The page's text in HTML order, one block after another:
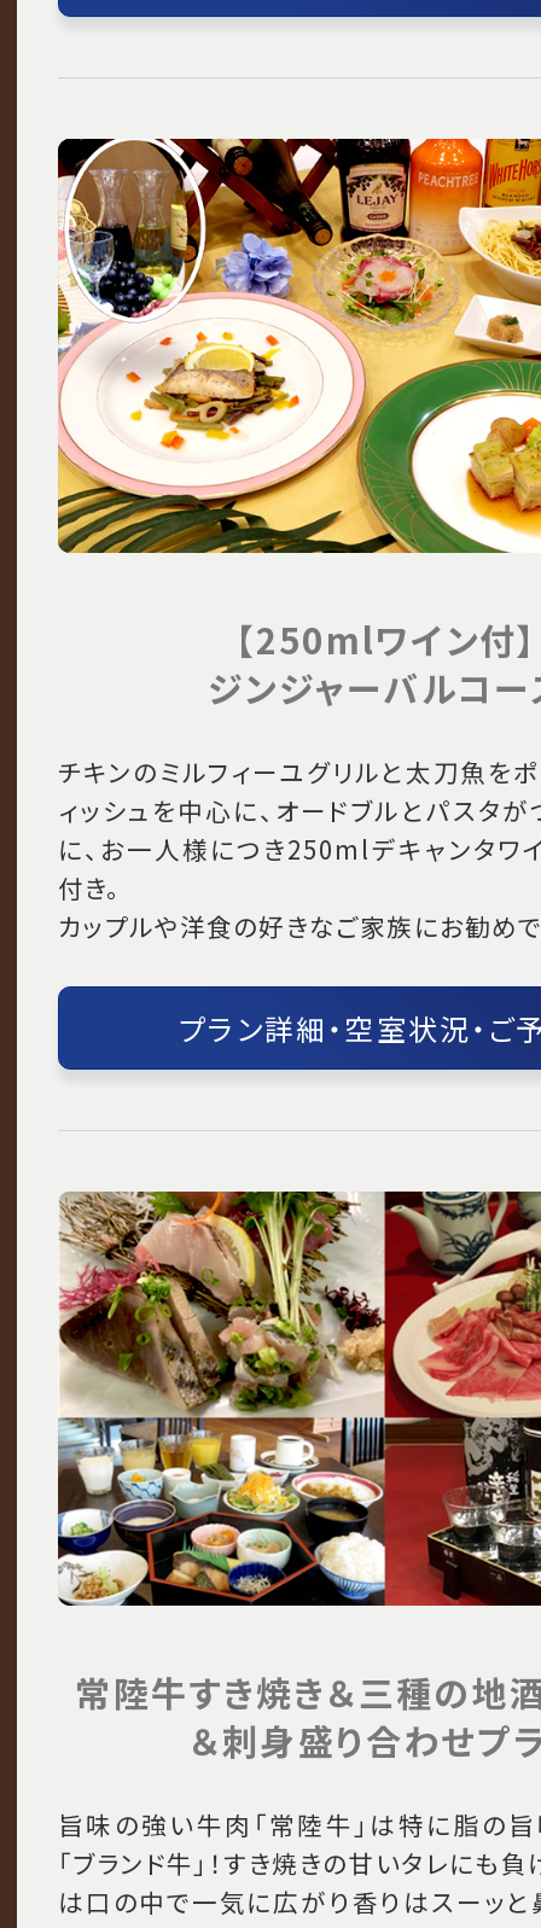
【250mlワイン付】
ジンジャーバルコー
チキンのミルフィーユグリルと太刀魚を
ィッシュを中心に、オードブルとパスタ
に、お一人様につき250mlデキャンタワ
付き。
カップルや洋食の好きなご家族にお勧め
プラン詳細・空室状況・ご
常陸牛すき焼き＆三種の地
＆刺身盛り合わせプ
旨味の強い牛肉「常陸牛」は特に脂の
「ブランド牛」！すき焼きの甘いタレにも
は口の中で一気に広がり香りはスーッ